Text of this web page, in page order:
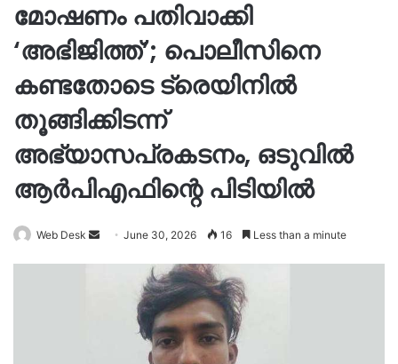
മോഷണം പതിവാക്കി
‘അഭിജിത്ത്’; പൊലീസിനെ
കണ്ടതോടെ ട്രെയിനിൽ
തൂങ്ങിക്കിടന്ന്
അഭ്യാസപ്രകടനം, ഒടുവിൽ
ആർപിഎഫിന്റെ പിടിയിൽ
Web Desk
SendJune 30, 2026 16 Less than a minute